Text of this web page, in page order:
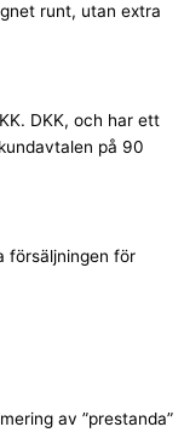
runt, utan extra
DKK, och har ett
på 90
försäljningen för
av ”prestanda”